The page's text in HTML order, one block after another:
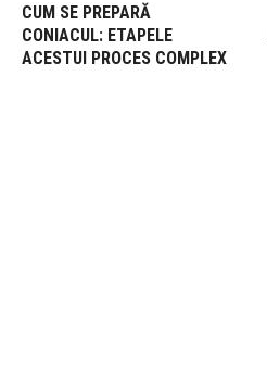
CUM SE PREPARĂ
CONIACUL: ETAPELE
ACESTUI PROCES COMPLEX